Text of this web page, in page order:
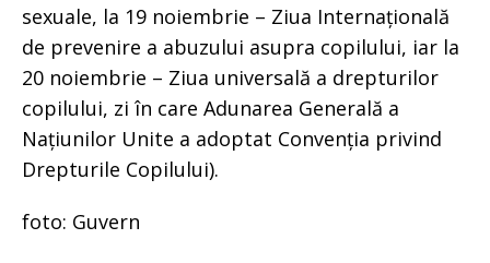
sexuale, la 19 noiembrie – Ziua Internațională
de prevenire a abuzului asupra copilului, iar la
20 noiembrie – Ziua universală a drepturilor
copilului, zi în care Adunarea Generală a
Națiunilor Unite a adoptat Convenția privind
Drepturile Copilului).
foto: Guvern